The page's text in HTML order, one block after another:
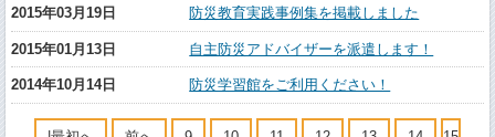
2015年03月19日 防災教育実践事例集を掲載しました
2015年01月13日 自主防災アドバイザーを派遣します！
2014年10月14日 防災学習館をご利用ください！